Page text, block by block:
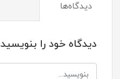
دیدگاه‌ها
دیدگاه خود را بنویسید